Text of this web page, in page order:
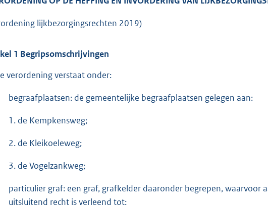
lijkbezorgingsrechten 2019)
1 Begripsomschrijvingen
verordening verstaat onder:
begraafplaatsen: de gemeentelijke begraafplaatsen gelegen aan:
1. de Kempkensweg;
2. de Kleikoeleweg;
3. de Vogelzankweg;
particulier graf: een graf, grafkelder daaronder begrepen, waarvoor
uitsluitend recht is verleend tot: